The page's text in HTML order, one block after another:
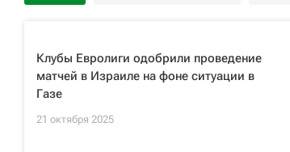
Клубы Евролиги одобрили проведение
матчей в Израиле на фоне ситуации в
Газе
21 октября 2025